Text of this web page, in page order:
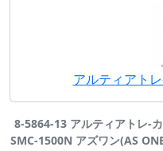
アルティアト
8-5864-13 アルティアトレ-
SMC-1500N アズワン(AS